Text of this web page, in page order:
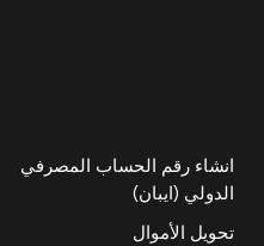
انشاء رقم الحساب المصرفي
الدولي (ايبان)
تحويل الأموال